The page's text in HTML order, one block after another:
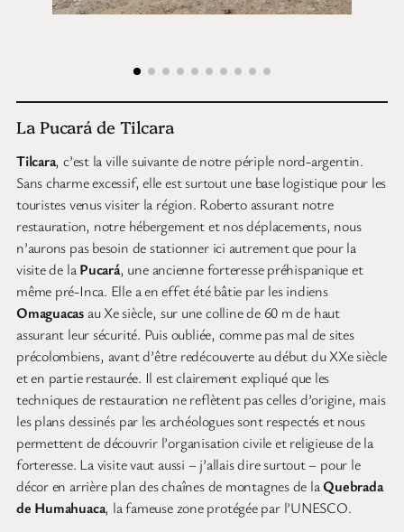
La Pucará de Tilcara
Tilcara, c’est la ville suivante de notre périple nord-argentin.
Sans charme excessif, elle est surtout une base logistique pour les
touristes venus visiter la région. Roberto assurant notre
restauration, notre hébergement et nos déplacements, nous
n’aurons pas besoin de stationner ici autrement que pour la
visite de laPucará, une ancienne forteresse préhispanique et
même pré-Inca. Elle a en effet été bâtie par les indiens
Omaguacasau Xe siècle, sur une colline de 60 m de haut
assurant leur sécurité. Puis oubliée, comme pas mal de sites
précolombiens, avant d’être redécouverte au début du XXe siècle
et en partie restaurée. Il est clairement expliqué que les
techniques de restauration ne reflètent pas celles d’origine, mais
les plans dessinés par les archéologues sont respectés et nous
permettent de découvrir l’organisation civile et religieuse de la
forteresse. La visite vaut aussi – j’allais dire surtout – pour le
décor en arrière plan des chaînes de montagnes de laQuebrada
de Humahuaca, la fameuse zone protégée par l’UNESCO.